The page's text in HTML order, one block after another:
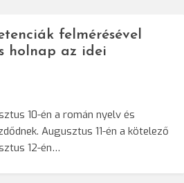
felmérésével
holnap az idei
10-én a román nyelv és
Augusztus 11-én a kötelező
12-én…